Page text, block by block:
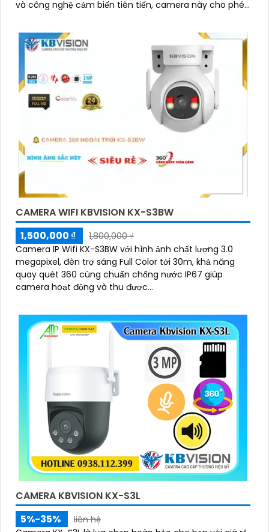
và công nghệ cảm biến tiên tiến, camera này cho phép
CAMERA WIFI KBVISION KX-S3BW
1,500,000 ₫
1,800,000 ₫
Camera IP Wifi KX-S3BW với hình ảnh chất lượng 3.0
megapixel, đèn trợ sáng Full Color tới 30m, khả năng
quay quét 360 cùng chuẩn chống nước IP67 giúp
camera hoạt động và thu được...
CAMERA KBVISION KX-S3L
5%-35%
liên hệ